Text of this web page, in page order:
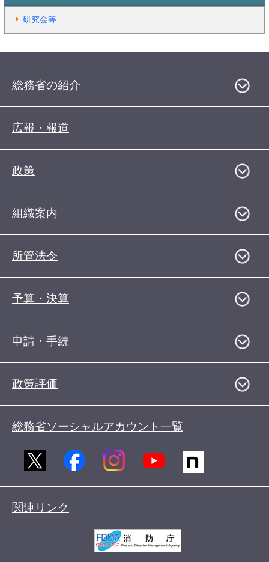
研究会等
総務省の紹介
広報・報道
政策
組織案内
所管法令
予算・決算
申請・手続
政策評価
総務省ソーシャルアカウント一覧
関連リンク